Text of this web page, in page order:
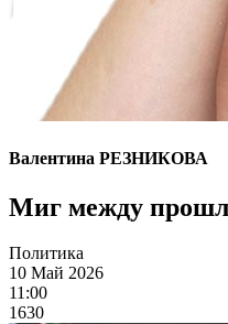
Валентина РЕЗНИКОВА
Миг между
Политика
10 Май 2026
11:00
1630